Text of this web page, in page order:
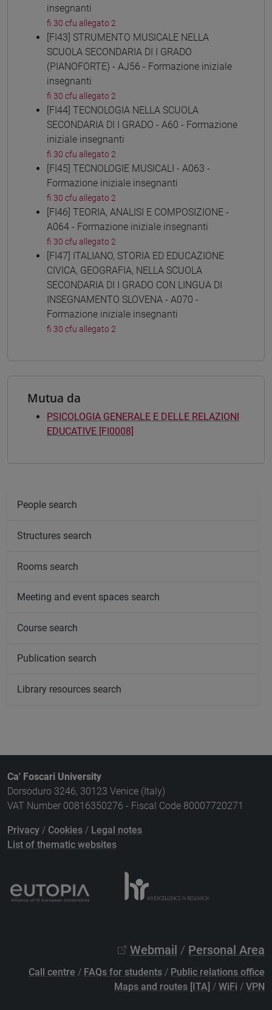
insegnanti
fi 30 cfu allegato 2
[FI43] STRUMENTO MUSICALE NELLA
SCUOLA SECONDARIA DI I GRADO
(PIANOFORTE) - AJ56 - Formazione iniziale
insegnanti
fi 30 cfu allegato 2
[FI44] TECNOLOGIA NELLA SCUOLA
SECONDARIA DI I GRADO - A60 - Formazione
iniziale insegnanti
fi 30 cfu allegato 2
[FI45] TECNOLOGIE MUSICALI - A063 -
Formazione iniziale insegnanti
fi 30 cfu allegato 2
[FI46] TEORIA, ANALISI E COMPOSIZIONE -
A064 - Formazione iniziale insegnanti
fi 30 cfu allegato 2
[FI47] ITALIANO, STORIA ED EDUCAZIONE
CIVICA, GEOGRAFIA, NELLA SCUOLA
SECONDARIA DI I GRADO CON LINGUA DI
INSEGNAMENTO SLOVENA - A070 -
Formazione iniziale insegnanti
fi 30 cfu allegato 2
Mutua da
PSICOLOGIA GENERALE E DELLE RELAZIONI
EDUCATIVE [FI0008]
People search
Structures search
Rooms search
Meeting and event spaces search
Course search
Publication search
Library resources search
Ca' Foscari University
Dorsoduro 3246, 30123 Venice (Italy)
VAT Number 00816350276 - Fiscal Code 80007720271
Privacy / Cookies / Legal notes
List of thematic websites
Webmail / Personal Area
Call centre / FAQs for students / Public relations office
Maps and routes [ITA] / WiFi / VPN